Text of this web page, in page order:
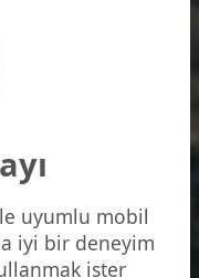
Ağacı Tabiat Anıtı
uyumlu mobil
iyi bir deneyim
ister